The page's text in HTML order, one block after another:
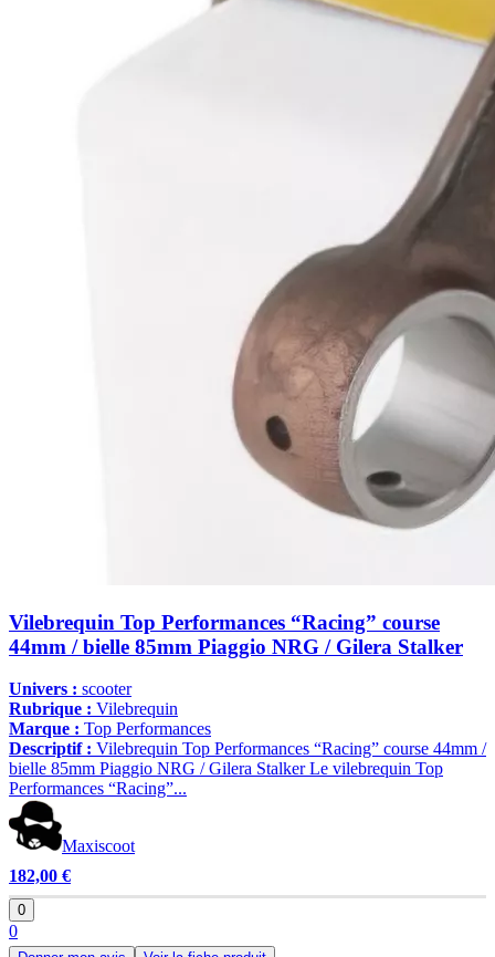
Vilebrequin Top Performances “Racing” course
44mm / bielle 85mm Piaggio NRG / Gilera Stalker
Univers : scooter
Rubrique : Vilebrequin
Marque : Top Performances
Descriptif : Vilebrequin Top Performances “Racing” course 44mm /
bielle 85mm Piaggio NRG / Gilera Stalker Le vilebrequin Top
Performances “Racing”...
Maxiscoot
182,00 €
0
0